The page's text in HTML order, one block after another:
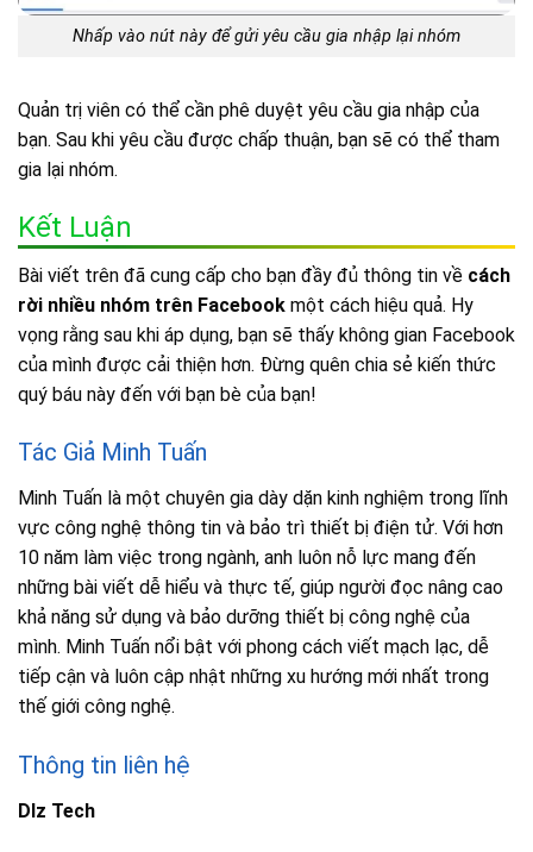
Nhấp vào nút này để gửi yêu cầu gia nhập lại nhóm
Quản trị viên có thể cần phê duyệt yêu cầu gia nhập của
bạn. Sau khi yêu cầu được chấp thuận, bạn sẽ có thể tham
gia lại nhóm.
Kết Luận
Bài viết trên đã cung cấp cho bạn đầy đủ thông tin về cách
rời nhiều nhóm trên Facebook một cách hiệu quả. Hy
vọng rằng sau khi áp dụng, bạn sẽ thấy không gian Facebook
của mình được cải thiện hơn. Đừng quên chia sẻ kiến thức
quý báu này đến với bạn bè của bạn!
Tác Giả Minh Tuấn
Minh Tuấn là một chuyên gia dày dặn kinh nghiệm trong lĩnh
vực công nghệ thông tin và bảo trì thiết bị điện tử. Với hơn
10 năm làm việc trong ngành, anh luôn nỗ lực mang đến
những bài viết dễ hiểu và thực tế, giúp người đọc nâng cao
khả năng sử dụng và bảo dưỡng thiết bị công nghệ của
mình. Minh Tuấn nổi bật với phong cách viết mạch lạc, dễ
tiếp cận và luôn cập nhật những xu hướng mới nhất trong
thế giới công nghệ.
Thông tin liên hệ
Dlz Tech